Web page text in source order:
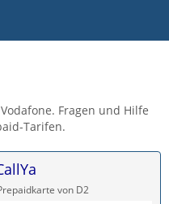
Fragen und Hilfe
Tarifen.
von D2